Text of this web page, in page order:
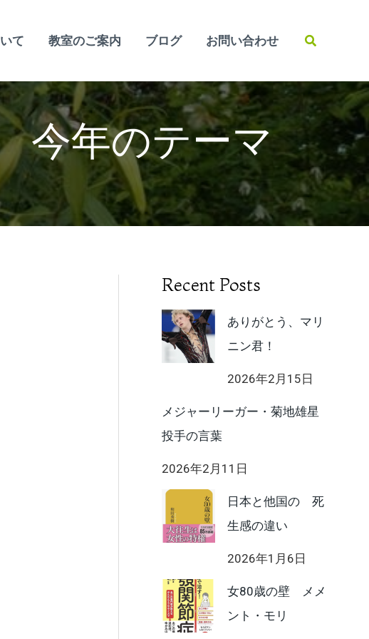
て 教室のご案内 ブログ お問い合わせ
検
今年のテーマ
Recent Posts
ありがとう、マリ
ニン君！
2026年2月15日
メジャーリーガー・菊地雄星
投手の言葉
2026年2月11日
日本と他国の 死
生感の違い
2026年1月6日
女80歳の壁 メメ
ント・モリ